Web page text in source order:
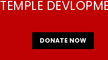
TEMPLE
DONATE NOW